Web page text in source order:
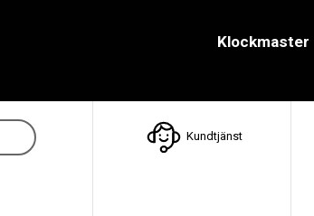
Klockmaster
Kundtjänst